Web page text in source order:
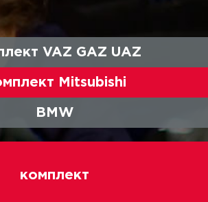
VAZ GAZ UAZ
Mitsubishi
BMW
комплект